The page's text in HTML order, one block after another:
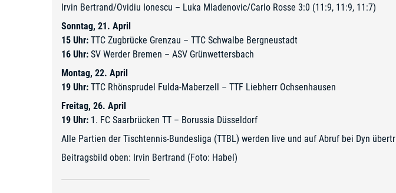
Irvin Bertrand/Ovidiu Ionescu – Luka Mladenovic/Carlo Rosse 3:0 (11:9, 11:9, 11:7)
Sonntag, 21. April
15 Uhr: TTC Zugbrücke Grenzau – TTC Schwalbe Bergneustadt
16 Uhr: SV Werder Bremen – ASV Grünwettersbach
Montag, 22. April
19 Uhr: TTC Rhönsprudel Fulda-Maberzell – TTF Liebherr Ochsenhausen
Freitag, 26. April
19 Uhr: 1. FC Saarbrücken TT – Borussia Düsseldorf
Alle Partien der Tischtennis-Bundesliga (TTBL) werden live und auf Abruf bei Dyn
Beitragsbild oben: Irvin Bertrand (Foto: Habel)